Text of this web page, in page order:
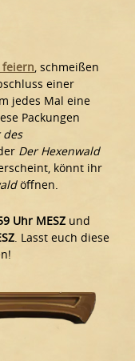
feiern, schmeißen
einer
jedes Mal eine
Packungen
des
DerHexenwald
könnt ihr
öffnen.
Uhr MESZ und
. Lasst euch diese